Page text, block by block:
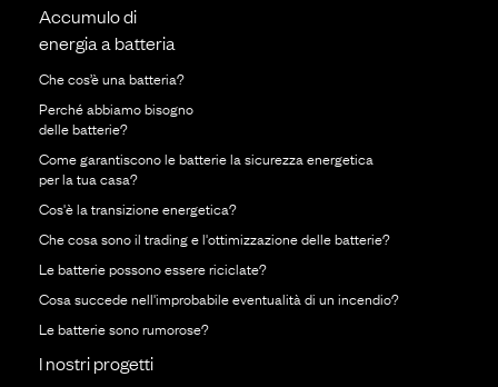
Accumulo di
energia a batteria
Che cos’è una batteria?
Perché abbiamo bisogno
delle batterie?
Come garantiscono le batterie la sicurezza energetica
per la tua casa?
Cos'è la transizione energetica?
Che cosa sono il trading e l'ottimizzazione delle batterie?
Le batterie possono essere riciclate?
Cosa succede nell'improbabile eventualità di un incendio?
Le batterie sono rumorose?
I nostri progetti